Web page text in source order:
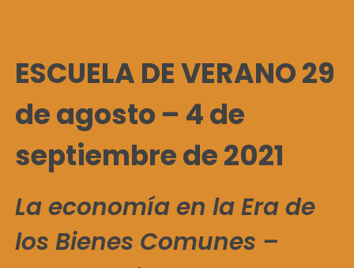
ESCUELA DE VERANO 29
de agosto – 4 de
septiembre de 2021
La economía en la Era de
los Bienes Comunes –